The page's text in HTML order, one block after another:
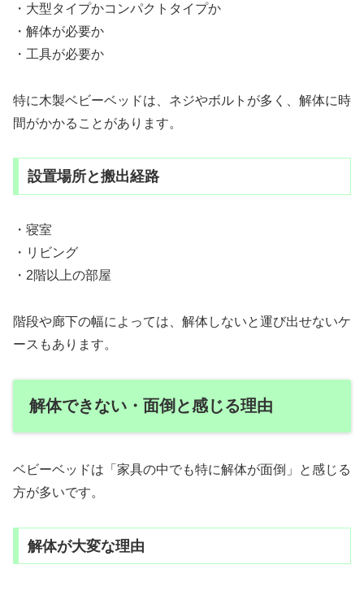
・大型タイプかコンパクトタイプか
・解体が必要か
・工具が必要か
特に木製ベビーベッドは、ネジやボルトが多く、解体に時
間がかかることがあります。
設置場所と搬出経路
・寝室
・リビング
・2階以上の部屋
階段や廊下の幅によっては、解体しないと運び出せないケ
ースもあります。
解体できない・面倒と感じる理由
ベビーベッドは「家具の中でも特に解体が面倒」と感じる
方が多いです。
解体が大変な理由